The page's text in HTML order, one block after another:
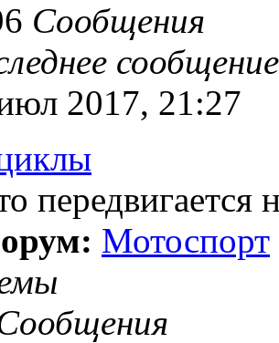
Сообщения
сообщение
2017, 21:27
передвигается
Мотоспорт